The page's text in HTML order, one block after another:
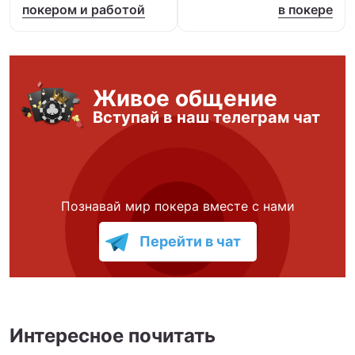
покером и работой в покере
Живое общение
Вступай в наш телеграм чат
Познавай мир покера вместе с нами
Перейти в чат
Интересное почитать